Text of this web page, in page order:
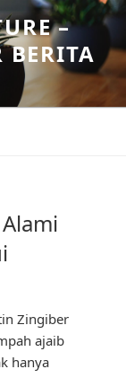
–
BERITA
Zingiber
ajaib
hanya